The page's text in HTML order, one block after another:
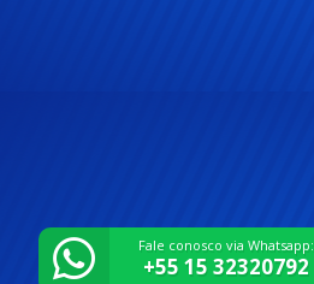
Fale conosco via Whatsapp:
+55 15 32320792